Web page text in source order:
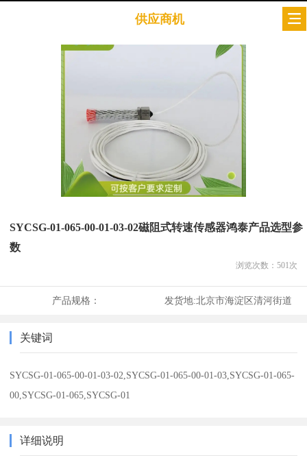
供应商机
SYCSG-01-065-00-01-03-02磁阻式转速传感器鸿泰产品选型参
数
浏览次数： 501 次
产品规格： 发货地:北京市海淀区清河街道
关键词
SYCSG-01-065-00-01-03-02,SYCSG-01-065-00-01-03,SYCSG-01-065-
00,SYCSG-01-065,SYCSG-01
详细说明